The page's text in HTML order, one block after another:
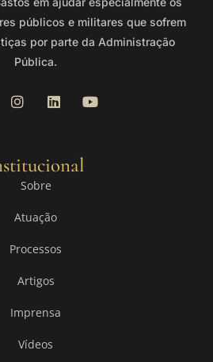
públicos e militares que sofrem
por parte da Administração
Pública.
Sobre
Atuação
Processos
Artigos
Imprensa
Vídeos